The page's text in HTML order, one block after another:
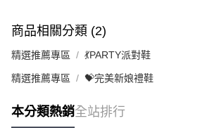
商品相關分類 (2)
精選推薦專區 💃PARTY派對鞋
精選推薦專區 💝完美新娘禮鞋
本分類熱銷全站排行